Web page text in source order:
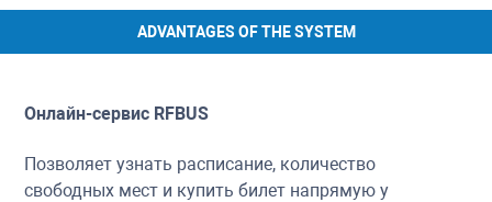
ADVANTAGES OF THE SYSTEM
Онлайн-сервис RFBUS
Позволяет узнать расписание, количество
свободных мест и купить билет напрямую у